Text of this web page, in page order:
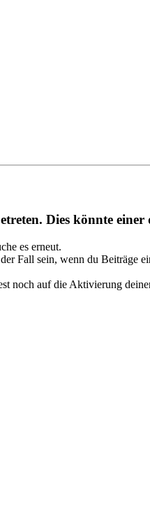
Dies könnte
es erneut.
Fall sein, wenn du Beiträge
noch auf die Aktivierung